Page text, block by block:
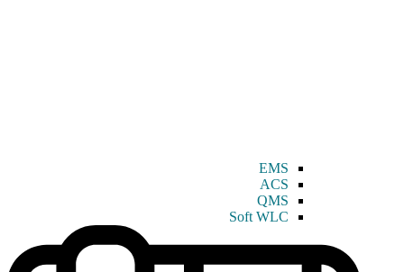
EMS
ACS
QMS
Soft WLC